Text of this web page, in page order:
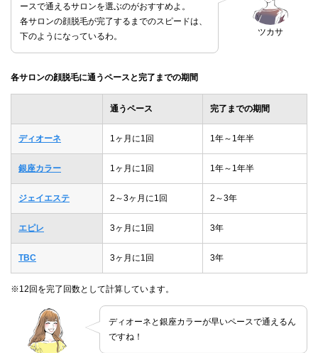
ツカサ
ースで通えるサロンを選ぶのがおすすめよ。
各サロンの顔脱毛が完了するまでのスピードは、
下のようになっているわ。
各サロンの顔脱毛に通うペースと完了までの期間
通うペース 完了までの期間
ディオーネ 1ヶ月に1回 1年～1年半
銀座カラー 1ヶ月に1回 1年～1年半
ジェイエステ 2～3ヶ月に1回 2～3年
エピレ 3ヶ月に1回 3年
TBC 3ヶ月に1回 3年
※12回を完了回数として計算しています。
ディオーネと銀座カラーが早いペースで通えるん
ですね！